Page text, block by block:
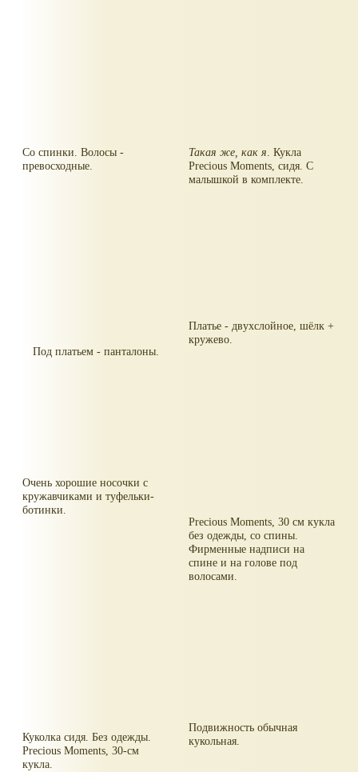
Со спинки. Волосы -
превосходные.
Такая же, как я . Кукла
Precious Moments, сидя. С
малышкой в комплекте.
Под платьем - панталоны.
Платье - двухслойное, шёлк +
кружево.
Очень хорошие носочки с
кружавчиками и туфельки-
ботинки.
Precious Moments, 30 см кукла
без одежды, со спины.
Фирменные надписи на
спине и на голове под
волосами.
Куколка сидя. Без одежды.
Precious Moments, 30-см
кукла.
Подвижность обычная
кукольная.